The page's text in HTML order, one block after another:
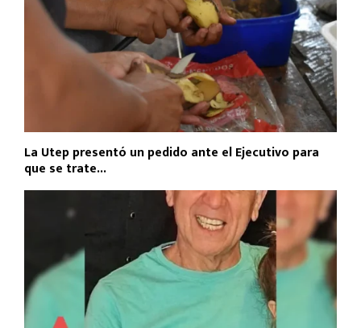
La Utep presentó un pedido ante el Ejecutivo para
que se trate...